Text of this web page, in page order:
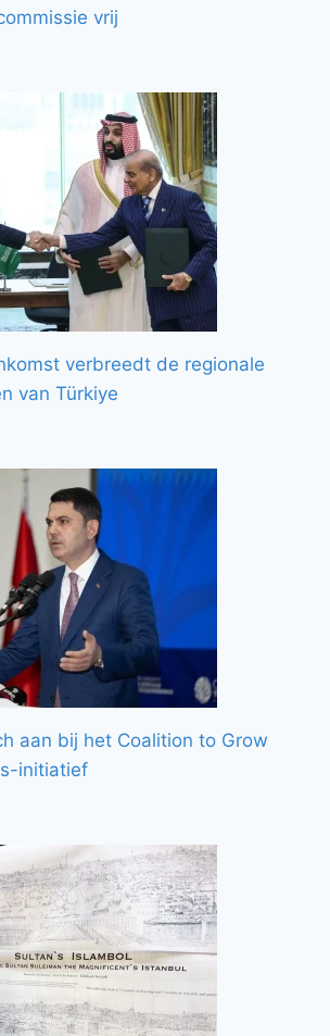
vrij
verbreedt de regionale
van Türkiye
aan bij het Coalition to Grow
initiatief